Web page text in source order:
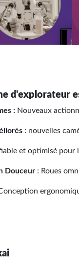
d'explorateur
: Nouveaux
: nouvelles
et optimisé pour
Douceur : Roues